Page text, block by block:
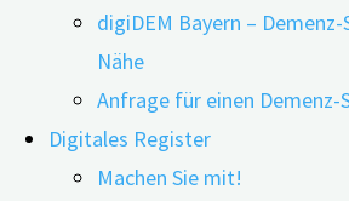
digiDEM Bayern –
Nähe
Anfrage für einen Demenz-
Digitales Register
Machen Sie mit!